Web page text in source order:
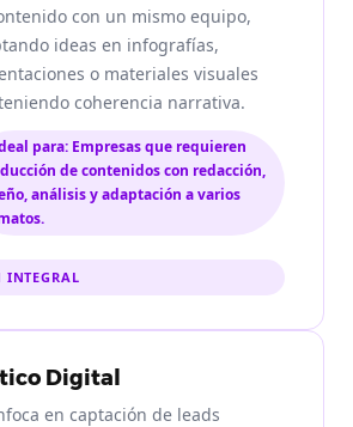
con un mismo equipo,
ideas en infografías,
o materiales visuales
coherencia narrativa.
para: Empresas que requieren
de contenidos con redacción,
análisis y adaptación a varios
INTEGRAL
Digital
en captación de leads